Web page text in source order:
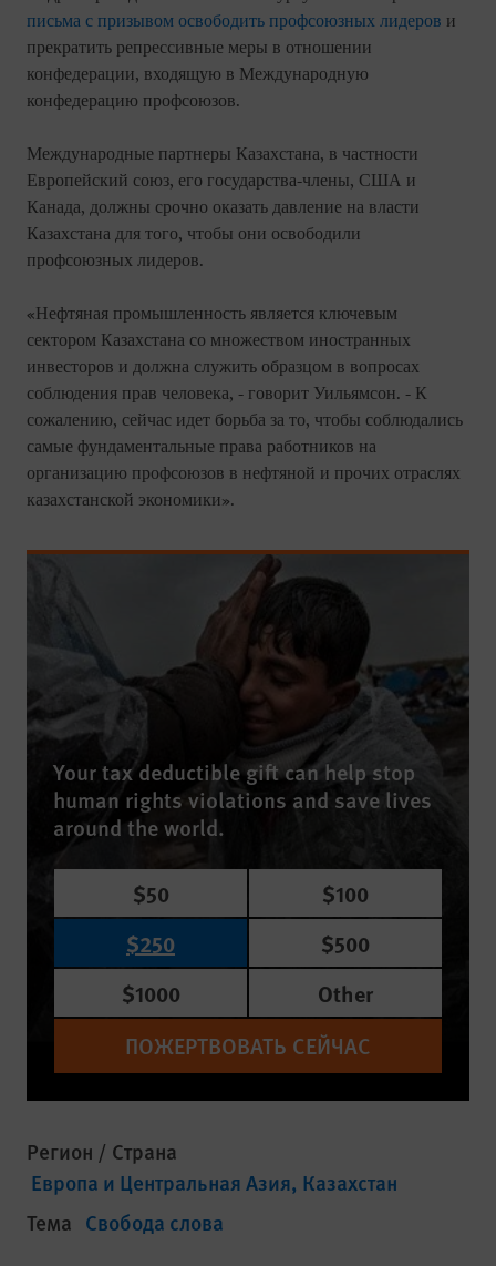
письма с призывом освободить профсоюзных лидеров и
прекратить репрессивные меры в отношении
конфедерации, входящую в Международную
конфедерацию профсоюзов.
Международные партнеры Казахстана, в частности
Европейский союз, его государства-члены, США и
Канада, должны срочно оказать давление на власти
Казахстана для того, чтобы они освободили
профсоюзных лидеров.
«Нефтяная промышленность является ключевым
сектором Казахстана со множеством иностранных
инвесторов и должна служить образцом в вопросах
соблюдения прав человека, - говорит Уильямсон. - К
сожалению, сейчас идет борьба за то, чтобы соблюдались
самые фундаментальные права работников на
организацию профсоюзов в нефтяной и прочих отраслях
казахстанской экономики».
Your tax deductible gift can help stop
human rights violations and save lives
around the world.
$50
$100
$250
$500
$1000
Other
ПОЖЕРТВОВАТЬ СЕЙЧАС
Регион / Страна
Европа и Центральная Азия Казахстан
Тема Свобода слова